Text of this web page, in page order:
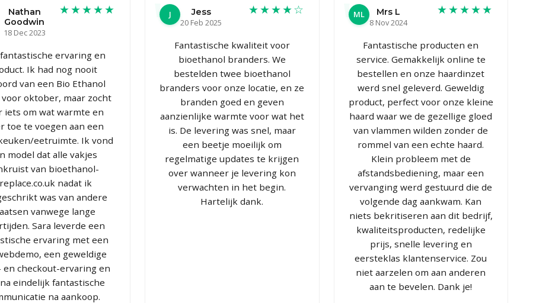
Nathan
Goodwin
18 Dec 2023
★★★★★
ervaring en
Ik had nog nooit
van een Bio Ethanol
voor oktober, maar zocht
iets om wat warmte en
toe te voegen aan een
eetruimte. Ik vond
model dat alle vakjes
van bioethanol-
nadat ik
was van andere
vanwege lange
Sara leverde een
ervaring met een
een geweldige
en checkout-ervaring en
eindelijk fantastische
na aankoop.
J
Jess
20 Feb 2025
★★★★☆
Fantastische kwaliteit voor
bioethanol branders. We
bestelden twee bioethanol
branders voor onze locatie, en ze
branden goed en geven
aanzienlijke warmte voor wat het
is. De levering was snel, maar
een beetje moeilijk om
regelmatige updates te krijgen
over wanneer je levering kon
verwachten in het begin.
Hartelijk dank.
ML
Mrs L
8 Nov 2024
★★★★★
Fantastische producten en
service. Gemakkelijk online te
bestellen en onze haardinzet
werd snel geleverd. Geweldig
product, perfect voor onze kleine
haard waar we de gezellige gloed
van vlammen wilden zonder de
rommel van een echte haard.
Klein probleem met de
afstandsbediening, maar een
vervanging werd gestuurd die de
volgende dag aankwam. Kan
niets bekritiseren aan dit bedrijf,
kwaliteitsproducten, redelijke
prijs, snelle levering en
eersteklas klantenservice. Zou
niet aarzelen om aan anderen
aan te bevelen. Dank je!